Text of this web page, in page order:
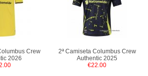
Crew
2026
2ª Camiseta Columbus Crew
Authentic 2025
€22.00